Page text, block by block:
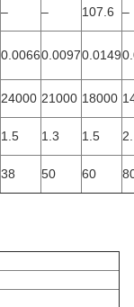
– – 107.6 –
0.00660.00970.0149
24000 21000 18000
1.5 1.3 1.5
38 50 60